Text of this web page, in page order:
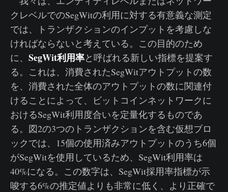
クレベルでのSegWitの利用に対する有意義な測定
では、トランザクションのインプットを考慮しな
ければならないと考えている。この目的のため
に、 SegWit利用率と呼ばれる新しい指標を提案す
る。これは、消費されたSegWitアウトプットの数
を、消費された全体のアウトプットの数に関連付
けることによって、ビットコインネットワークに
おけるSegWit利用度合いを定量化するものであ
る。図2の3つのトランザクションを含む仮想ブロ
ックでは、15個の使用済みアウトプットのうち6個
がSegWitを使用しているため、SegWit利用率は
40%になる。この数字は、SegWit採用率指標が示
唆する6%の推定値よりも非常に低く、より正確で